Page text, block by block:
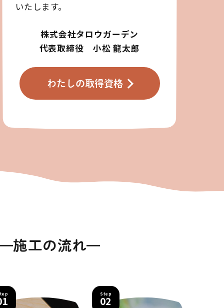
いたします。
株式会社タロウガーデン
代表取締役 小松 龍太郎
わたしの取得資格
施工の流れ
Step
02